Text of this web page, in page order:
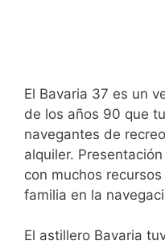
El Bavaria 37 es un
de los años 90 que
navegantes de
alquiler.
con muchos
familia en la
El astillero Bavaria